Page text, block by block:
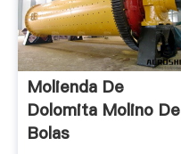
Molienda De
Dolomita Molino De
Bolas